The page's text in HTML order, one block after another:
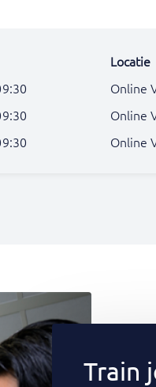
Locatie
Online
Online
Online
Train